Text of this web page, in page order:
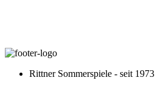
Rittner Sommerspiele - seit 1973